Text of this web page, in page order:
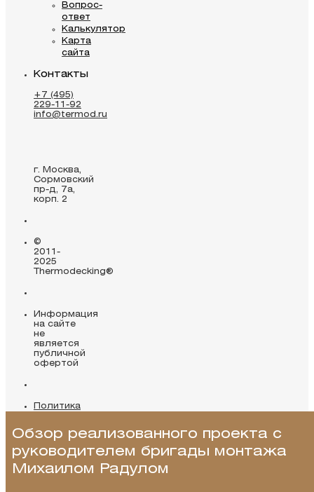
Обзор реализованного проекта с
руководителем бригады монтажа
Михаилом Радулом
Вопрос-
ответ
Калькулятор
Карта
сайта
Контакты
+7 (495)
229-11-92
info@termod.ru
г. Москва,
Сормовский
пр-д, 7а,
корп. 2
©
2011-
2025
Thermodecking®
Информация
на сайте
не
является
публичной
офертой
Политика
обработки
данных